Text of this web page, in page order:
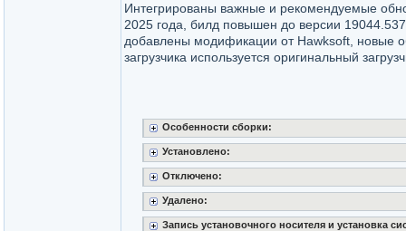
Интегрированы важные и рекомендуемые
2025 года, билд повышен до версии
добавлены модификации от Hawksoft, новые
загрузчика используется оригинальный
Особенности сборки:
Установлено:
Отключено:
Удалено:
Запись установочного носителя и установка